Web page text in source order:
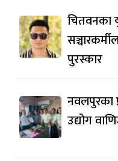
चितवनका
पुरस्कार
नवलपुरका
उद्योग